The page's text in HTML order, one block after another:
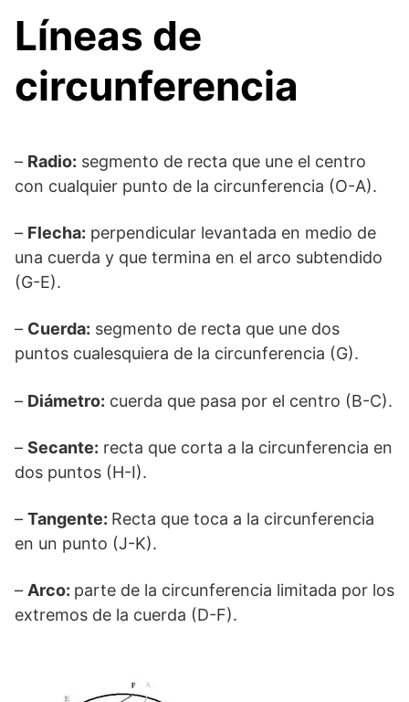
Líneas de
circunferencia
– Radio: segmento de recta que une el centro
con cualquier punto de la circunferencia (O-A).
– Flecha: perpendicular levantada en medio de
una cuerda y que termina en el arco subtendido
(G-E).
– Cuerda: segmento de recta que une dos
puntos cualesquiera de la circunferencia (G).
– Diámetro: cuerda que pasa por el centro (B-C).
– Secante: recta que corta a la circunferencia en
dos puntos (H-I).
– Tangente: Recta que toca a la circunferencia
en un punto (J-K).
– Arco: parte de la circunferencia limitada por los
extremos de la cuerda (D-F).